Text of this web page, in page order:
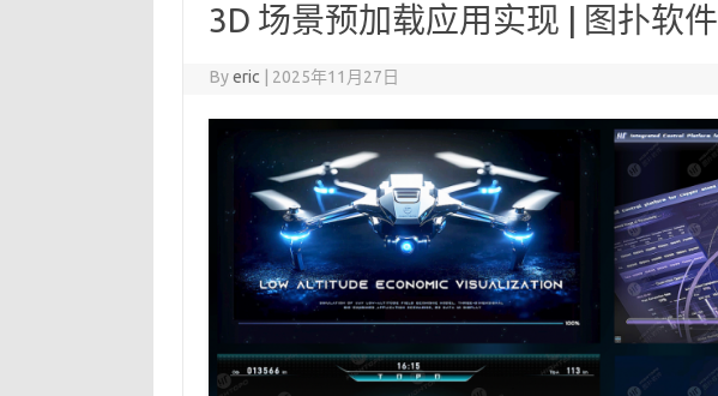
3D 场景预加载应用实现 | 图扑软件
Byeric 2025年11月27日